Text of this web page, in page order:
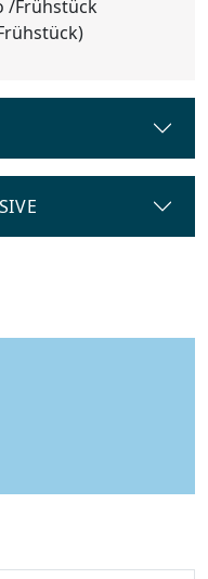
/Frühstück